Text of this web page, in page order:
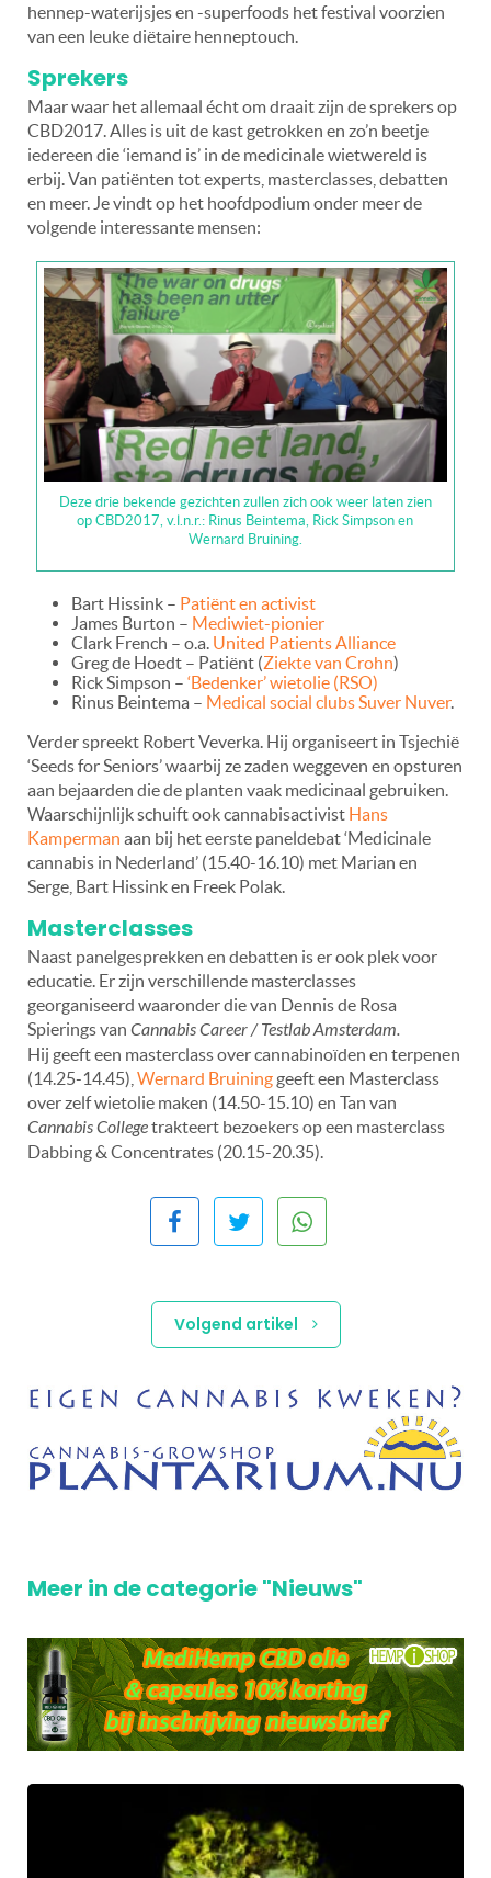
hennep-waterijsjes en -superfoods het festival voorzien
van een leuke diëtaire henneptouch.
Sprekers
Maar waar het allemaal écht om draait zijn de sprekers op
CBD2017. Alles is uit de kast getrokken en zo’n beetje
iedereen die ‘iemand is’ in de medicinale wietwereld is
erbij. Van patiënten tot experts, masterclasses, debatten
en meer. Je vindt op het hoofdpodium onder meer de
volgende interessante mensen:
Deze drie bekende gezichten zullen zich ook weer laten zien
op CBD2017, v.l.n.r.: Rinus Beintema, Rick Simpson en
Wernard Bruining.
Bart Hissink – Patiënt en activist
James Burton – Mediwiet-pionier
Clark French – o.a. United Patients Alliance
Greg de Hoedt – Patiënt (Ziekte van Crohn)
Rick Simpson – ‘Bedenker’ wietolie (RSO)
Rinus Beintema – Medical social clubs Suver Nuver.
Verder spreekt Robert Veverka. Hij organiseert in Tsjechië
‘Seeds for Seniors’ waarbij ze zaden weggeven en opsturen
aan bejaarden die de planten vaak medicinaal gebruiken.
Waarschijnlijk schuift ook cannabisactivist Hans
Kamperman aan bij het eerste paneldebat ‘Medicinale
cannabis in Nederland’ (15.40-16.10) met Marian en
Serge, Bart Hissink en Freek Polak.
Masterclasses
Naast panelgesprekken en debatten is er ook plek voor
educatie. Er zijn verschillende masterclasses
georganiseerd waaronder die van Dennis de Rosa
Spierings van Cannabis Career / Testlab Amsterdam.
Hij geeft een masterclass over cannabinoïden en terpenen
(14.25-14.45), Wernard Bruining geeft een Masterclass
over zelf wietolie maken (14.50-15.10) en Tan van
Cannabis Collegetrakteert bezoekers op een masterclass
Dabbing & Concentrates (20.15-20.35).
Volgend artikel
Meer in de categorie "Nieuws"